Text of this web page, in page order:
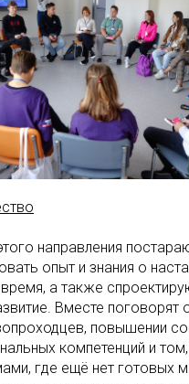
направления
опыт и знания о
а также
Вместе поговорят
повышении
компетенций и
где ещё нет готовых